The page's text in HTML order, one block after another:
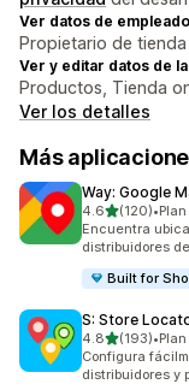
Ver datos de
Propietario de tienda
Ver y editar datos de
Productos, Tienda
Ver los detalles
Más
Way: Google
4.6de 5(120)
120 reseñas en
•
Encuentra
distribuidores
Built for
S: Store
4.8de 5(193)
193 reseñas en
•
Configura
distribuidores y